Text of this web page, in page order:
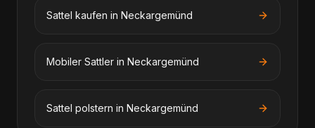
Sattel kaufen in Neckargemünd
Mobiler Sattler in Neckargemünd
Sattel polstern in Neckargemünd